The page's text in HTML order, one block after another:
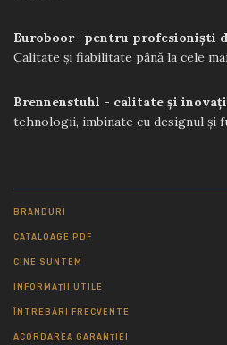
Euroboor- pentru profesioniști
Calitate și fiabilitate până la cele
Brennenstuhl - calitate și
tehnologii, imbinate cu designul și
BRANDURI
CATALOAGE PDF
CINE SUNTEM
INFORMAȚII UTILE
ÎNTREBĂRI FRECVENTE
ACORDAREA GARANȚIEI